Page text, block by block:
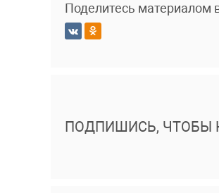
Поделитесь материалом
ПОДПИШИСЬ, ЧТОБЫ